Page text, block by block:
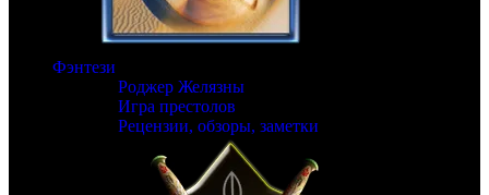
Фэнтези
Роджер Желязны
Игра престолов
Рецензии, обзоры, заметки